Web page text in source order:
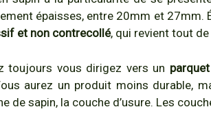
épaisses, entre 20mm et 27mm.
et non contrecollé, qui revient tout
toujours vous dirigez vers un
aurez un produit moins durable,
de sapin, la couche d’usure. Les